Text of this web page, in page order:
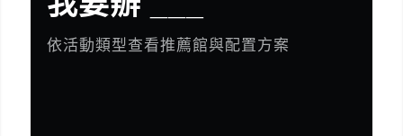
依活動類型查看推薦館與配置方案